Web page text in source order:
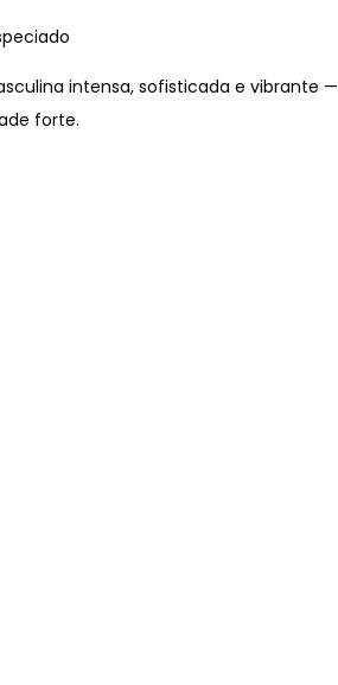
intensa, sofisticada e vibrante —
forte.